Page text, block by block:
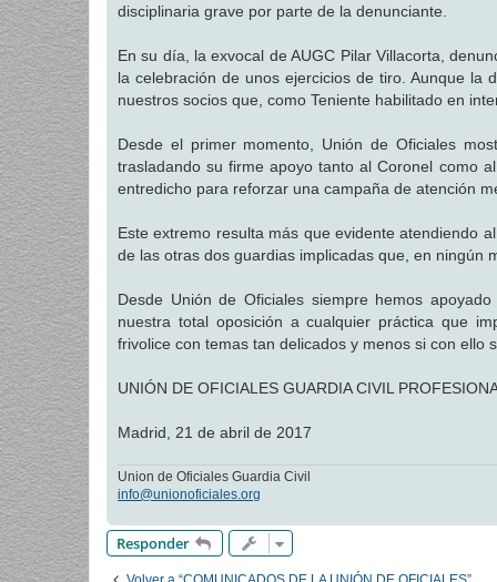
disciplinaria grave por parte de la denunciante.
En su día, la exvocal de AUGC Pilar Villacorta,
la celebración de unos ejercicios de tiro. Aunque la
nuestros socios que, como Teniente habilitado en
Desde el primer momento, Unión de Oficiales
trasladando su firme apoyo tanto al Coronel como
entredicho para reforzar una campaña de atención
Este extremo resulta más que evidente atendiendo
de las otras dos guardias implicadas que, en ningún
Desde Unión de Oficiales siempre hemos
nuestra total oposición a cualquier práctica que
frivolice con temas tan delicados y menos si con ello
UNIÓN DE OFICIALES GUARDIA CIVIL
Madrid, 21 de abril de 2017
Union de Oficiales Guardia Civil
info@unionoficiales.org
Responder